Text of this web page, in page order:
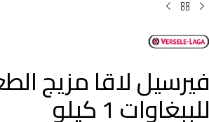
فيرسيل لاقا مزيج
للببغاوات 1 كيلو